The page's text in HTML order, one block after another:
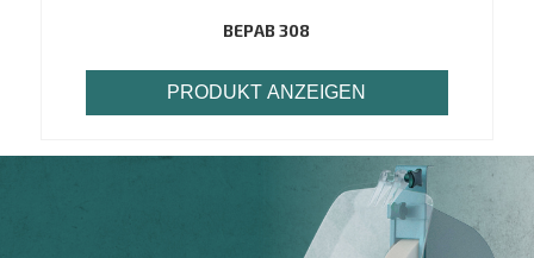
BEPAB 308
PRODUKT ANZEIGEN